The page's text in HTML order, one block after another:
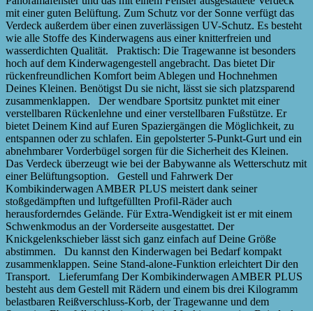
mit einer guten Belüftung. Zum Schutz vor der Sonne verfügt das
Verdeck außerdem über einen zuverlässigen UV-Schutz. Es besteht
wie alle Stoffe des Kinderwagens aus einer knitterfreien und
wasserdichten Qualität. Praktisch: Die Tragewanne ist besonders
hoch auf dem Kinderwagengestell angebracht. Das bietet Dir
rückenfreundlichen Komfort beim Ablegen und Hochnehmen
Deines Kleinen. Benötigst Du sie nicht, lässt sie sich platzsparend
zusammenklappen. Der wendbare Sportsitz punktet mit einer
verstellbaren Rückenlehne und einer verstellbaren Fußstütze. Er
bietet Deinem Kind auf Euren Spaziergängen die Möglichkeit, zu
entspannen oder zu schlafen. Ein gepolsterter 5-Punkt-Gurt und ein
abnehmbarer Vorderbügel sorgen für die Sicherheit des Kleinen.
Das Verdeck überzeugt wie bei der Babywanne als Wetterschutz mit
einer Belüftungsoption. Gestell und Fahrwerk Der
Kombikinderwagen AMBER PLUS meistert dank seiner
stoßgedämpften und luftgefüllten Profil-Räder auch
herausforderndes Gelände. Für Extra-Wendigkeit ist er mit einem
Schwenkmodus an der Vorderseite ausgestattet. Der
Knickgelenkschieber lässt sich ganz einfach auf Deine Größe
abstimmen. Du kannst den Kinderwagen bei Bedarf kompakt
zusammenklappen. Seine Stand-alone-Funktion erleichtert Dir den
Transport. Lieferumfang Der Kombikinderwagen AMBER PLUS
besteht aus dem Gestell mit Rädern und einem bis drei Kilogramm
belastbaren Reißverschluss-Korb, der Tragewanne und dem